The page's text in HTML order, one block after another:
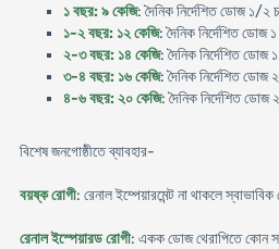
১ বছর: ৯ কেজি: দৈনিক নির্দেশিত ডোজ ১/২
১-২ বছর: ১২ কেজি: দৈনিক নির্দেশিত ডোজ
২-৩ বছর: ১৪ কেজি: দৈনিক নির্দেশিত ডোজ
৩-৪ বছর: ১৬ কেজি: দৈনিক নির্দেশিত ডোজ
৪-৬ বছর: ২০ কেজি: দৈনিক নির্দেশিত ডোজ
বিশেষ জনগোষ্ঠীতে ব্যাবহার-
বয়ষ্ক রোগী: রেনাল ইম্পেয়ারমেন্ট না থাকলে
রেনাল ইস্পেয়ারড রোগী: একক ডোজ থেরাপিতে কোন